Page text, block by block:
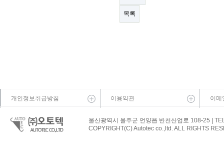
목록
개인정보취급방침 이용약관 이메
울산광역시 울주군 언양읍 반천산업로 108-25 |
COPYRIGHT(C) Autotec co.,ltd. ALL RIGHTS